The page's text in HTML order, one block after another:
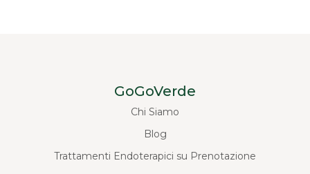
GoGoVerde
Chi Siamo
Blog
Trattamenti Endoterapici su Prenotazione